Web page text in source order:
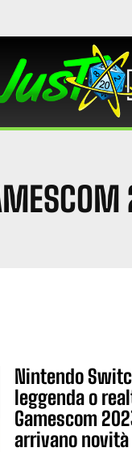
Nintendo
leggenda o
Gamescom
arrivano novità